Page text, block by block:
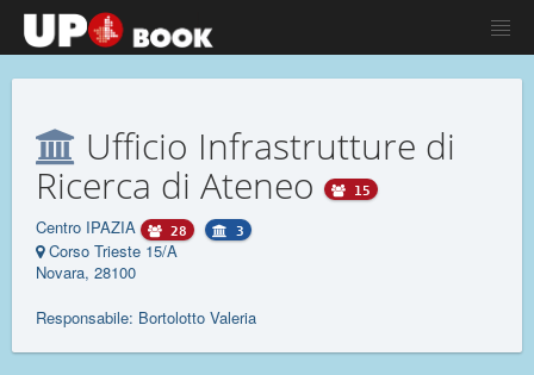
Ufficio Infrastrutture di
Ricerca di Ateneo
15
Centro IPAZIA 28 3
Corso Trieste 15/A
Novara, 28100
Responsabile: Bortolotto Valeria